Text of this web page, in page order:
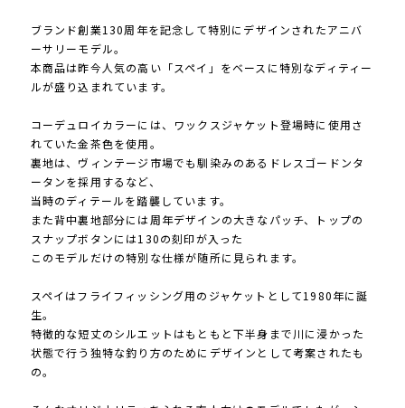
ブランド創業130周年を記念して特別にデザインされたアニバ
ーサリーモデル。
本商品は昨今人気の高い「スペイ」をベースに特別なディティー
ルが盛り込まれています。
コーデュロイカラーには、ワックスジャケット登場時に使用さ
れていた金茶色を使用。
裏地は、ヴィンテージ市場でも馴染みのあるドレスゴードンタ
ータンを採用するなど、
当時のディテールを踏襲しています。
また背中裏地部分には周年デザインの大きなパッチ、トップの
スナップボタンには130の刻印が入った
このモデルだけの特別な仕様が随所に見られます。
スペイはフライフィッシング用のジャケットとして1980年に誕
生。
特徴的な短丈のシルエットはもともと下半身まで川に浸かった
状態で行う独特な釣り方のためにデザインとして考案されたも
の。